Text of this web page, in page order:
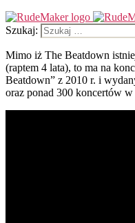
Szukaj:
Mimo iż The Beatdown
(raptem 4 lata), to ma na
Beatdown” z 2010 r. i
oraz ponad 300 koncertów